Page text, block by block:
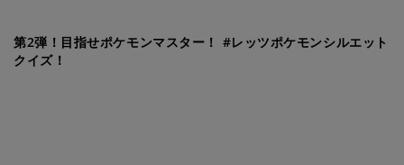
第2弾！目指せポケモンマスター！ #レッツポケモンシルエット
クイズ！